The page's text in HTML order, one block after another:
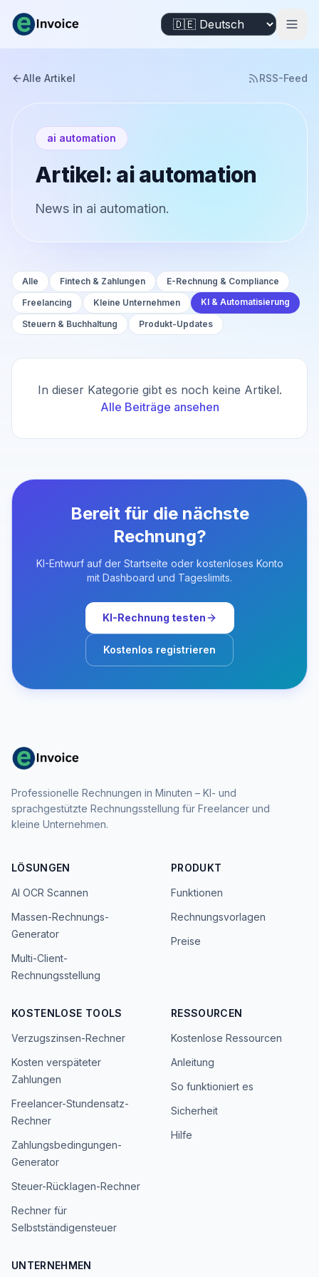
Alle Artikel RSS-Feed
ai automation
Artikel: ai automation
News in ai automation.
Alle Fintech & Zahlungen
E-Rechnung & Compliance
Freelancing
Kleine Unternehmen KI & Automatisierung
Steuern & Buchhaltung Produkt-Updates
In dieser Kategorie gibt es noch keine Artikel.
Alle Beiträge ansehen
Bereit für die nächste
Rechnung?
KI-Entwurf auf der Startseite oder kostenloses Konto
mit Dashboard und Tageslimits.
KI-Rechnung testen
Kostenlos registrieren
Professionelle Rechnungen in Minuten – KI- und
sprachgestützte Rechnungsstellung für Freelancer und
kleine Unternehmen.
LÖSUNGEN
AI OCR Scannen
Massen-Rechnungs-
Generator
Multi-Client-
Rechnungsstellung
PRODUKT
Funktionen
Rechnungsvorlagen
Preise
KOSTENLOSE TOOLS
Verzugszinsen-Rechner
Kosten verspäteter
Zahlungen
Freelancer-Stundensatz-
Rechner
Zahlungsbedingungen-
Generator
Steuer-Rücklagen-Rechner
Rechner für
Selbstständigensteuer
RESSOURCEN
Kostenlose Ressourcen
Anleitung
So funktioniert es
Sicherheit
Hilfe
UNTERNEHMEN